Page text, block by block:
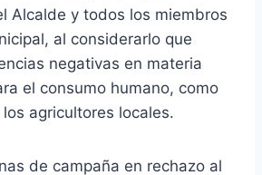
Alcalde y todos los miembros
al considerarlo que
negativas en materia
el consumo humano, como
agricultores locales.
de campaña en rechazo al